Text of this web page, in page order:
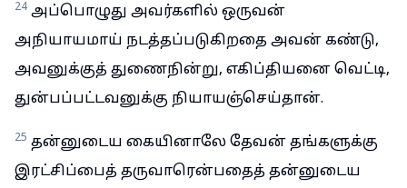
24 அப்பொழுது அவர்களில் ஒருவன்
அநியாயமாய் நடத்தப்படுகிறதை அவன் கண்டு,
அவனுக்குத் துணைநின்று, எகிப்தியனை வெட்டி,
துன்பப்பட்டவனுக்கு நியாயஞ்செய்தான்.
25 தன்னுடைய கையினாலே தேவன் தங்களுக்கு
இரட்சிப்பைத் தருவாரென்பதைத் தன்னுடைய